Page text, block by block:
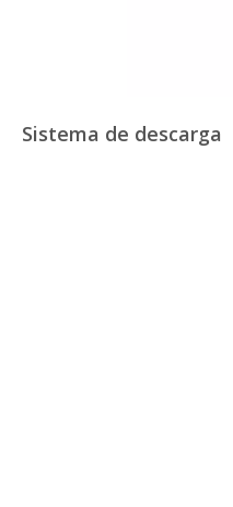
Sistema de descarga